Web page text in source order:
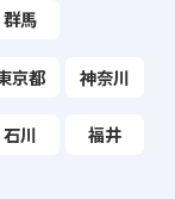
群馬
京都 神奈川
石川 福井